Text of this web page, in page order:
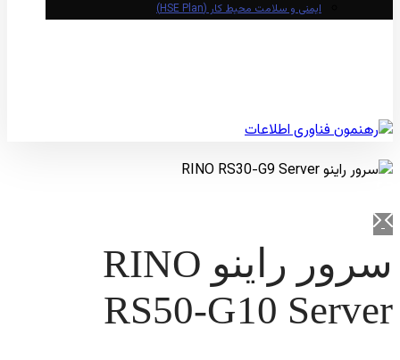
ایمنی و سلامت محیط کار (HSE Plan)
سرور راینو RINO
RS50-G10 Server